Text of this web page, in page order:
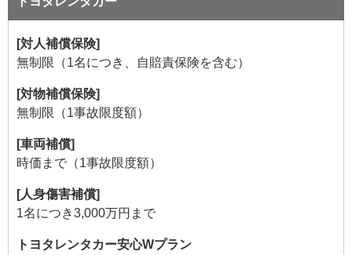
[対人補償保険]
無制限（1名につき、自賠責保険を含む）
[対物補償保険]
無制限（1事故限度額）
[車両補償]
時価まで（1事故限度額）
[人身傷害補償]
1名につき3,000万円まで
トヨタレンタカー安心Wプラン